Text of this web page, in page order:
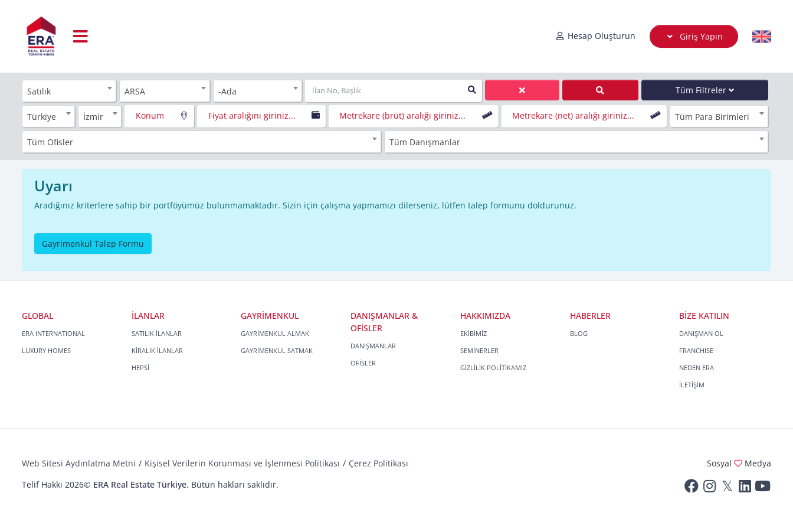
Hesap Oluşturun Giriş Yapın
Satılık ARSA -Ada Tüm Filtreler
Türkiye İzmir Konum Fiyat aralığını giriniz... Metrekare (brüt) aralığı giriniz... Metrekare (net) aralığı giriniz... Tüm Para Birimleri
Tüm Ofisler Tüm Danışmanlar
Uyarı
Aradığınız kriterlere sahip bir portföyümüz bulunmamaktadır. Sizin için çalışma yapmamızı dilerseniz, lütfen talep formunu doldurunuz.
Gayrimenkul Talep Formu
GLOBAL
ERA INTERNATIONAL
LUXURY HOMES
İLANLAR
SATILIK İLANLAR
KİRALIK İLANLAR
HEPSİ
GAYRİMENKUL
GAYRİMENKUL ALMAK
GAYRİMENKUL SATMAK
DANIŞMANLAR &
OFİSLER
DANIŞMANLAR
OFİSLER
HAKKIMIZDA
EKİBİMİZ
SEMİNERLER
GİZLİLİK POLİTİKAMIZ
HABERLER
BLOG
BİZE KATILIN
DANIŞMAN OL
FRANCHISE
NEDEN ERA
İLETİŞİM
Web Sitesi Aydınlatma Metni Kişisel Verilerin Korunması ve İşlenmesi Politikası
Çerez Politikası
Telif Hakkı 2026© ERA Real Estate Türkiye. Bütün hakları saklıdır.
Sosyal Medya